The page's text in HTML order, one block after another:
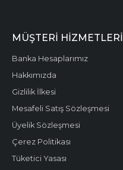
MÜŞTERI HIZMETLERI
Banka Hesaplarımız
Hakkımızda
Gizlilik İlkesi
Mesafeli Satış Sözleşmesi
Üyelik Sözleşmesi
Çerez Politikası
Tüketici Yasası